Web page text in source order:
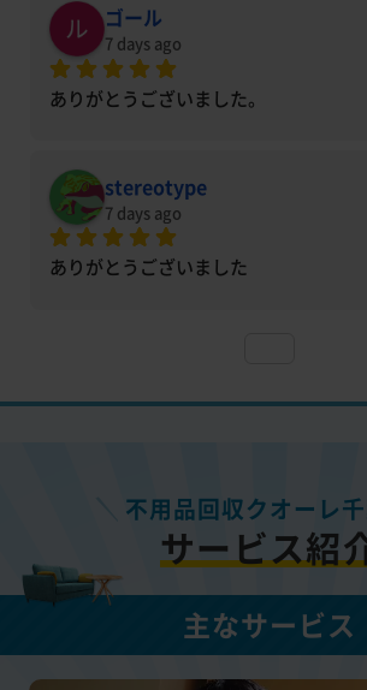
ゴール
7 days ago
ありがとうございました。
stereotype
7 days ago
ありがとうございました
不用品回収クオーレ
サービス紹
主なサービス